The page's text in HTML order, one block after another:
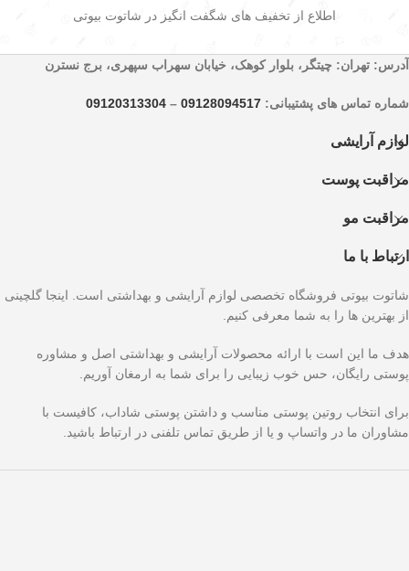
اطلاع از تخفیف های شگفت انگیز در شاتوت بیوتی
آدرس: تهران: چیتگر، بلوار کوهک، خیابان سهراب سپهری، برج نسترن
شماره تماس های پشتیبانی: 09128094517
–
09120313304
لوازم آرایشی
مراقبت پوست
مراقبت مو
ارتباط با ما
شاتوت بیوتی فروشگاه تخصصی لوازم آرایشی و بهداشتی است. اینجا گلچینی
از بهترین ها را به شما معرفی کنیم.
هدف ما این است با ارائه محصولات آرایشی و بهداشتی اصل و مشاوره
پوستی رایگان، حس خوب زیبایی را برای شما به ارمغان آوریم.
برای انتخاب روتین پوستی مناسب و داشتن پوستی شاداب، کافیست با
مشاوران ما در واتساپ و یا از طریق تماس تلفنی در ارتباط باشید.